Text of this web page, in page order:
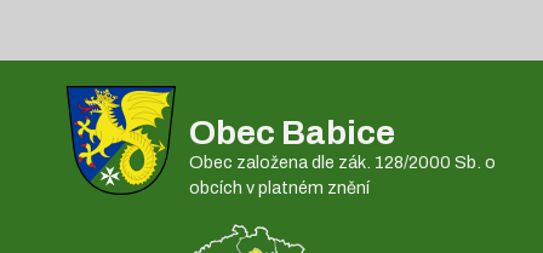
Obec Babice
Obec založena dle zák. 128/2000 Sb. o
obcích v platném znění